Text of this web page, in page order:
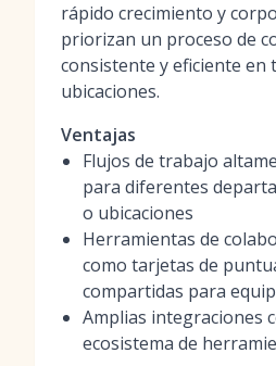
rápido crecimiento y
priorizan un proceso de
consistente y eficiente en
ubicaciones.
Ventajas
Flujos de trabajo
para diferentes
o ubicaciones
Herramientas de
como tarjetas de
compartidas para
Amplias integraciones
ecosistema de